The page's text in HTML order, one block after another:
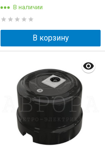
В наличии
В корзину